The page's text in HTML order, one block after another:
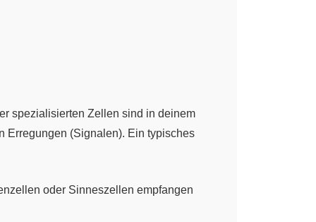
spezialisierten Zellen sind in deinem
Erregungen (Signalen). Ein typisches
oder Sinneszellen empfangen